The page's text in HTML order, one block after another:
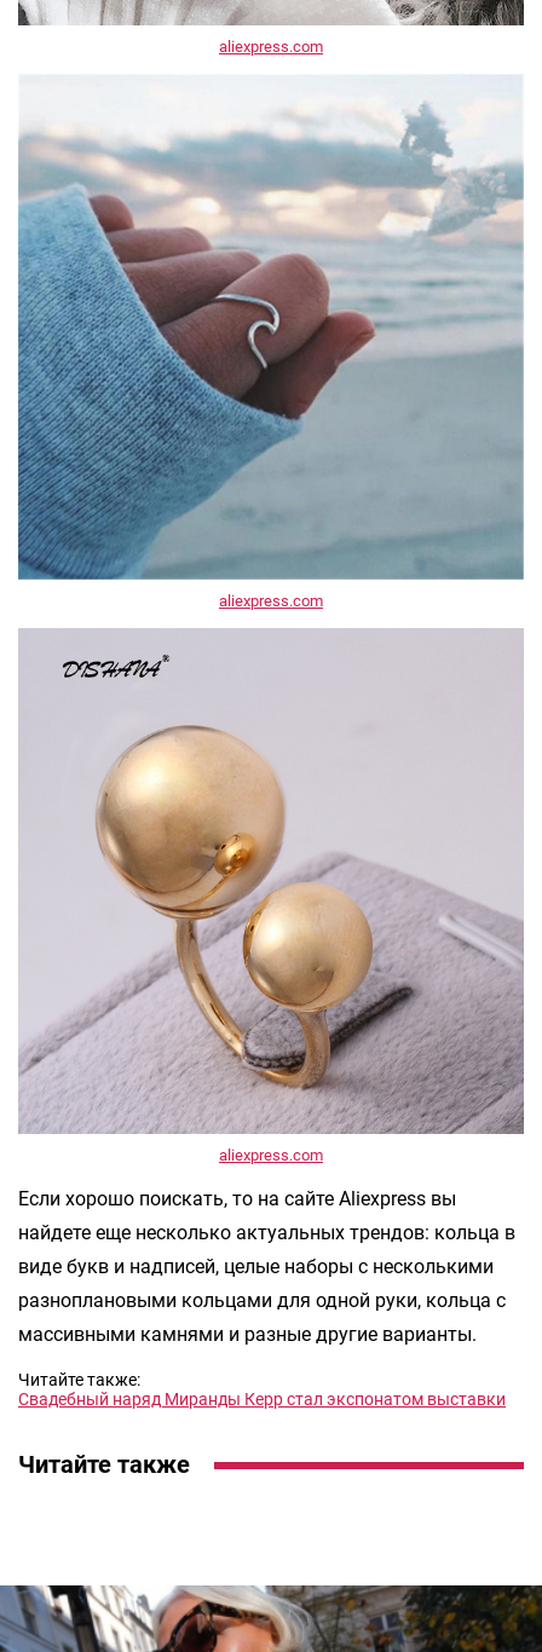
aliexpress.com
aliexpress.com
aliexpress.com
Если хорошо поискать, то на сайте Aliexpress вы
найдете еще несколько актуальных трендов: кольца в
виде букв и надписей, целые наборы с несколькими
разноплановыми кольцами для одной руки, кольца с
массивными камнями и разные другие варианты.
Читайте также:
Свадебный наряд Миранды Керр стал экспонатом выставки
Читайте также